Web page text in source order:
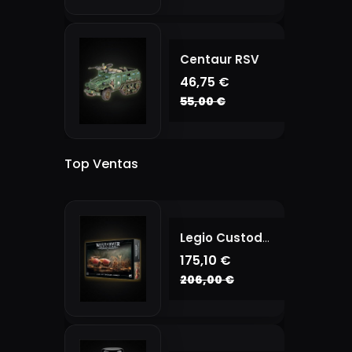
Centaur RSV
46,75 €
55,00 €
Top Ventas
Legio Custodes Battle Group
175,10 €
206,00 €